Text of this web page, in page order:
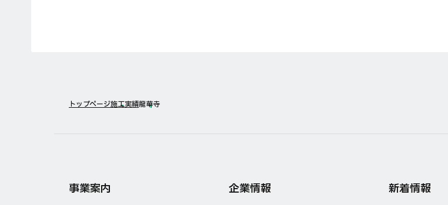
トップページ施工実績龍華寺
事業案内 企業情報
新着情報